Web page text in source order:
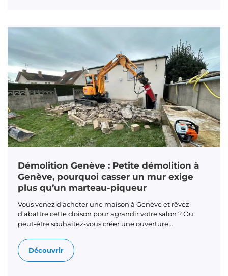
Démolition Genève : Petite démolition à
Genève, pourquoi casser un mur exige
plus qu’un marteau-piqueur
Vous venez d’acheter une maison à Genève et rêvez
d’abattre cette cloison pour agrandir votre salon ? Ou
peut-être souhaitez-vous créer une ouverture...
Découvrir